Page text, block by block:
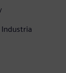
Industria